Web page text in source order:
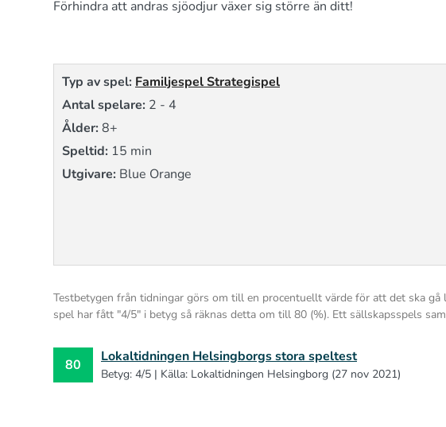
Förhindra att andras sjöodjur växer sig större än ditt!
Typ av spel: FamiljespelStrategispel
Antal spelare: 2 - 4
Ålder:8+
Speltid: 15 min
Utgivare: Blue Orange
Testbetygen från tidningar görs om till en procentuellt värde för att det ska
spel har fått "4/5" i betyg så räknas detta om till 80 (%). Ett sällskapsspels
80 Lokaltidningen Helsingborgs stora speltest
Betyg: 4/5 | Källa: Lokaltidningen Helsingborg (27 nov 2021)